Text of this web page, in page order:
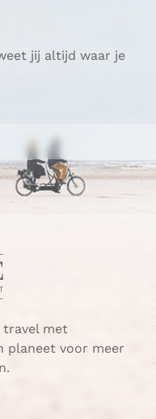
jij altijd waar je
travel met
planeet voor meer